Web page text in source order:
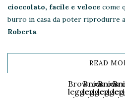
cioccolato, facile e veloce come
burro in casa da poter riprodurre
Roberta.
READ
Brownies
leggeri
Brownies
leggerileggeri